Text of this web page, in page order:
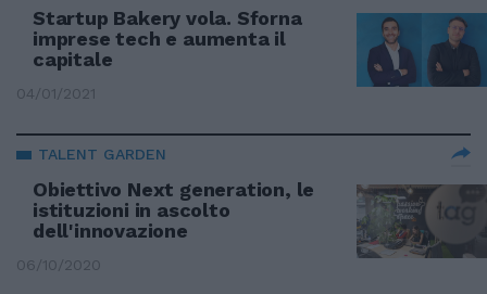
Startup Bakery vola. Sforna
imprese tech e aumenta il
capitale
04/01/2021
TALENT GARDEN
Obiettivo Next generation, le
istituzioni in ascolto
dell'innovazione
06/10/2020